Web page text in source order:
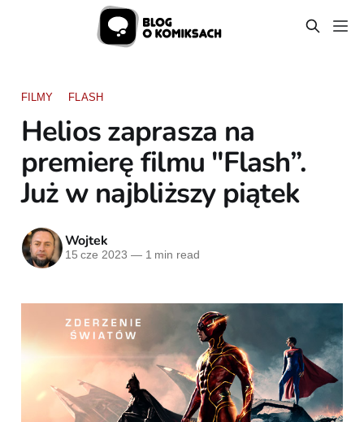
FILMY FLASH
Helios zaprasza na
premierę filmu "Flash”.
Już w najbliższy piątek
Wojtek
15 cze 2023 —1 min read